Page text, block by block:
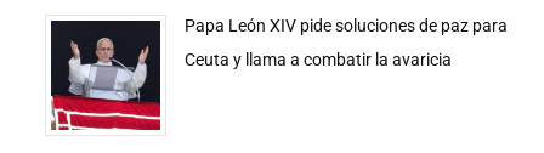
Papa León XIV pide soluciones de paz para
Ceuta y llama a combatir la avaricia